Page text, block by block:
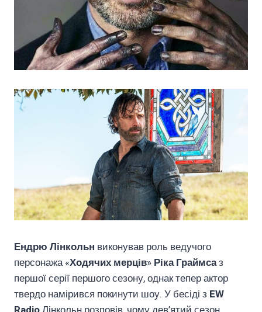
Ендрю Лінкольн виконував роль ведучого
персонажа «Ходячих мерців» Ріка Граймсаз
першої серії першого сезону, однак тепер актор
твердо намірився покинути шоу. У бесіді з EW